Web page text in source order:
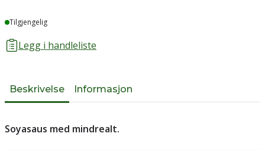
Lager
Tilgjengelig
Legg i handleliste
Beskrivelse Informasjon
Soyasaus med mindrealt.